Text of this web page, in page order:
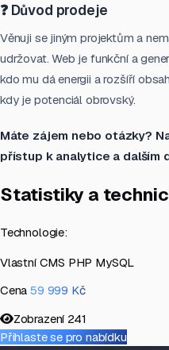
❓ Důvod prodeje
Věnuji se jiným projektům a
udržovat. Web je funkční a
kdo mu dá energii a rozšíří
kdy je potenciál obrovský.
Máte zájem nebo otázky?
přístup k analytice a dalším
Statistiky a
Technologie:
Vlastní CMS PHP MySQL
Cena 59 999 Kč
Zobrazení 241
Přihlaste se pro nabídku